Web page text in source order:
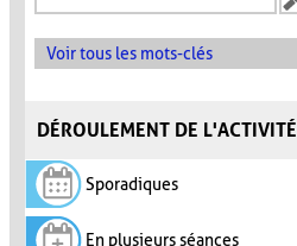
Voir tous les mots-clés
DÉROULEMENT DE L'ACTIVITÉ
Sporadiques
En plusieurs séances